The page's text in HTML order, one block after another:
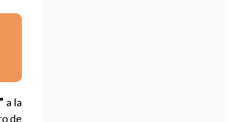
a la
de